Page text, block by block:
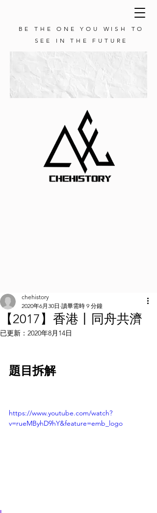
BE THE ONE YOU WISH TO
SEE IN THE FUTURE
【2017】香港丨同舟共濟
chehistory
2020年6月30日 讀畢需時 9 分鐘
已更新： 2020年8月14日
題目拆解
https://www.youtube.com/watch?
v=rueMByhD9hY&feature=emb_logo